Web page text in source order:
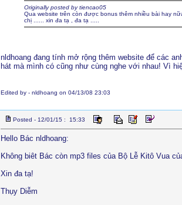
Originally posted by tiencao05
Qua website trên còn được bonus thêm nhiều bài hay
chị ...... xin đa tạ , đa tạ .....
nldhoang đang tính mở rộng thêm website để các
hát mà mình có cũng như cùng nghe với nhau! Vì
Edited by - nldhoang on 04/13/08 23:03
Posted - 12/01/15 : 15:33
Hello Bác nldhoang:
Không biêt Bác còn mp3 files của Bộ Lễ Kitô Vua
Xin đa tạ!
Thụy Diễm